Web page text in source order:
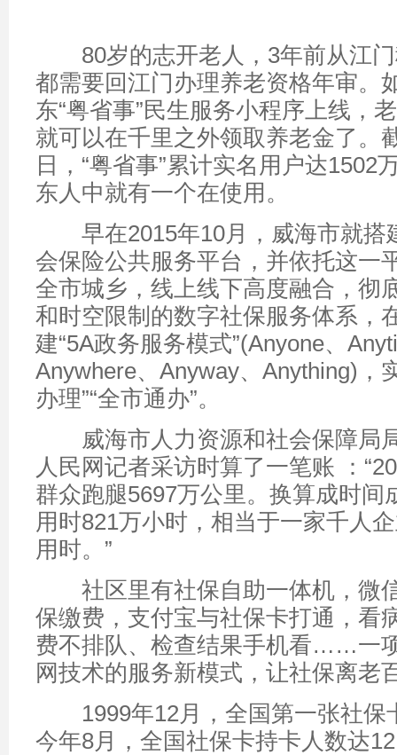
80岁的志开老人，3年前从江门
都需要回江门办理养老资格年审。
东“粤省事”民生服务小程序上线，
就可以在千里之外领取养老金了。
日，“粤省事”累计实名用户达1502
东人中就有一个在使用。
早在2015年10月，威海市就搭
会保险公共服务平台，并依托这一
全市城乡，线上线下高度融合，彻
和时空限制的数字社保服务体系，
建“5A政务服务模式”(Anyone、
Anywhere、Anyway、Anything)，
办理”“全市通办”。
威海市人力资源和社会保障局
人民网记者采访时算了一笔账 ：
群众跑腿5697万公里。换算成时间
用时821万小时，相当于一家千人
用时。”
社区里有社保自助一体机，微
保缴费，支付宝与社保卡打通，看
费不排队、检查结果手机看……一
网技术的服务新模式，让社保离老
1999年12月，全国第一张社保
今年8月，全国社保卡持卡人数达